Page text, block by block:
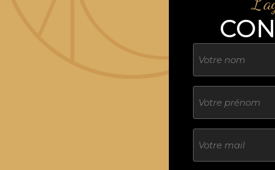
Nom
Sans
titre
E-
mail